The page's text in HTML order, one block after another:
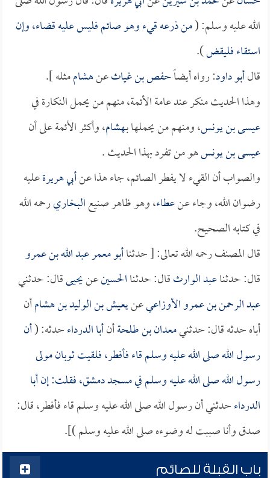
الله عليه وسلم: (من ذرعه قيء وهو صائم فليس عليه قضاء، وإن
استقاء فليقض).
قالأبو داود: رواه أيضاًحفص بن غياثعنهشاممثله ].
وهذا الحديث منكر عند عامة الأئمة، منهم من يحمل النكارة في
عيسى بن يونس، ومنهم من يحملها بـهشام، وأكثر الأئمة على أن
عيسى بن يونسهو من تفرد بهذا الحديث .
والصواب أن القيء لا يفطر الصائم، جاء هذا عنأبي هريرةعليه
رضوان الله، وجاء عنعطاء، وهو ظاهر صنيعالبخاريرحمه الله
في كتابه الصحيح.
قال المصنف رحمه الله تعالى: [ حدثناأبو معمر عبد الله بن عمرو
قال: حدثناعبد الوارثقال: حدثناالحسينعنيحيىقال: حدثني
عبد الرحمن بن عمرو الأوزاعيعنيعيش بن الوليد بن هشامأن
أباه حدثه قال: حدثنيمعدان بن طلحةأنأبا الدرداءحدثه: (أن
رسول الله صلى الله عليه وسلم قاء فأفطر، فلقيت ثوبان مولى
رسول الله صلى الله عليه وسلم في مسجد دمشق، فقلت: إنأبا
الدرداءحدثني أن رسول الله صلى الله عليه وسلم قاء فأفطر، قال:
صدق وأنا صببت له وضوءه صلى الله عليه وسلم )].
باب القبلة للصائم